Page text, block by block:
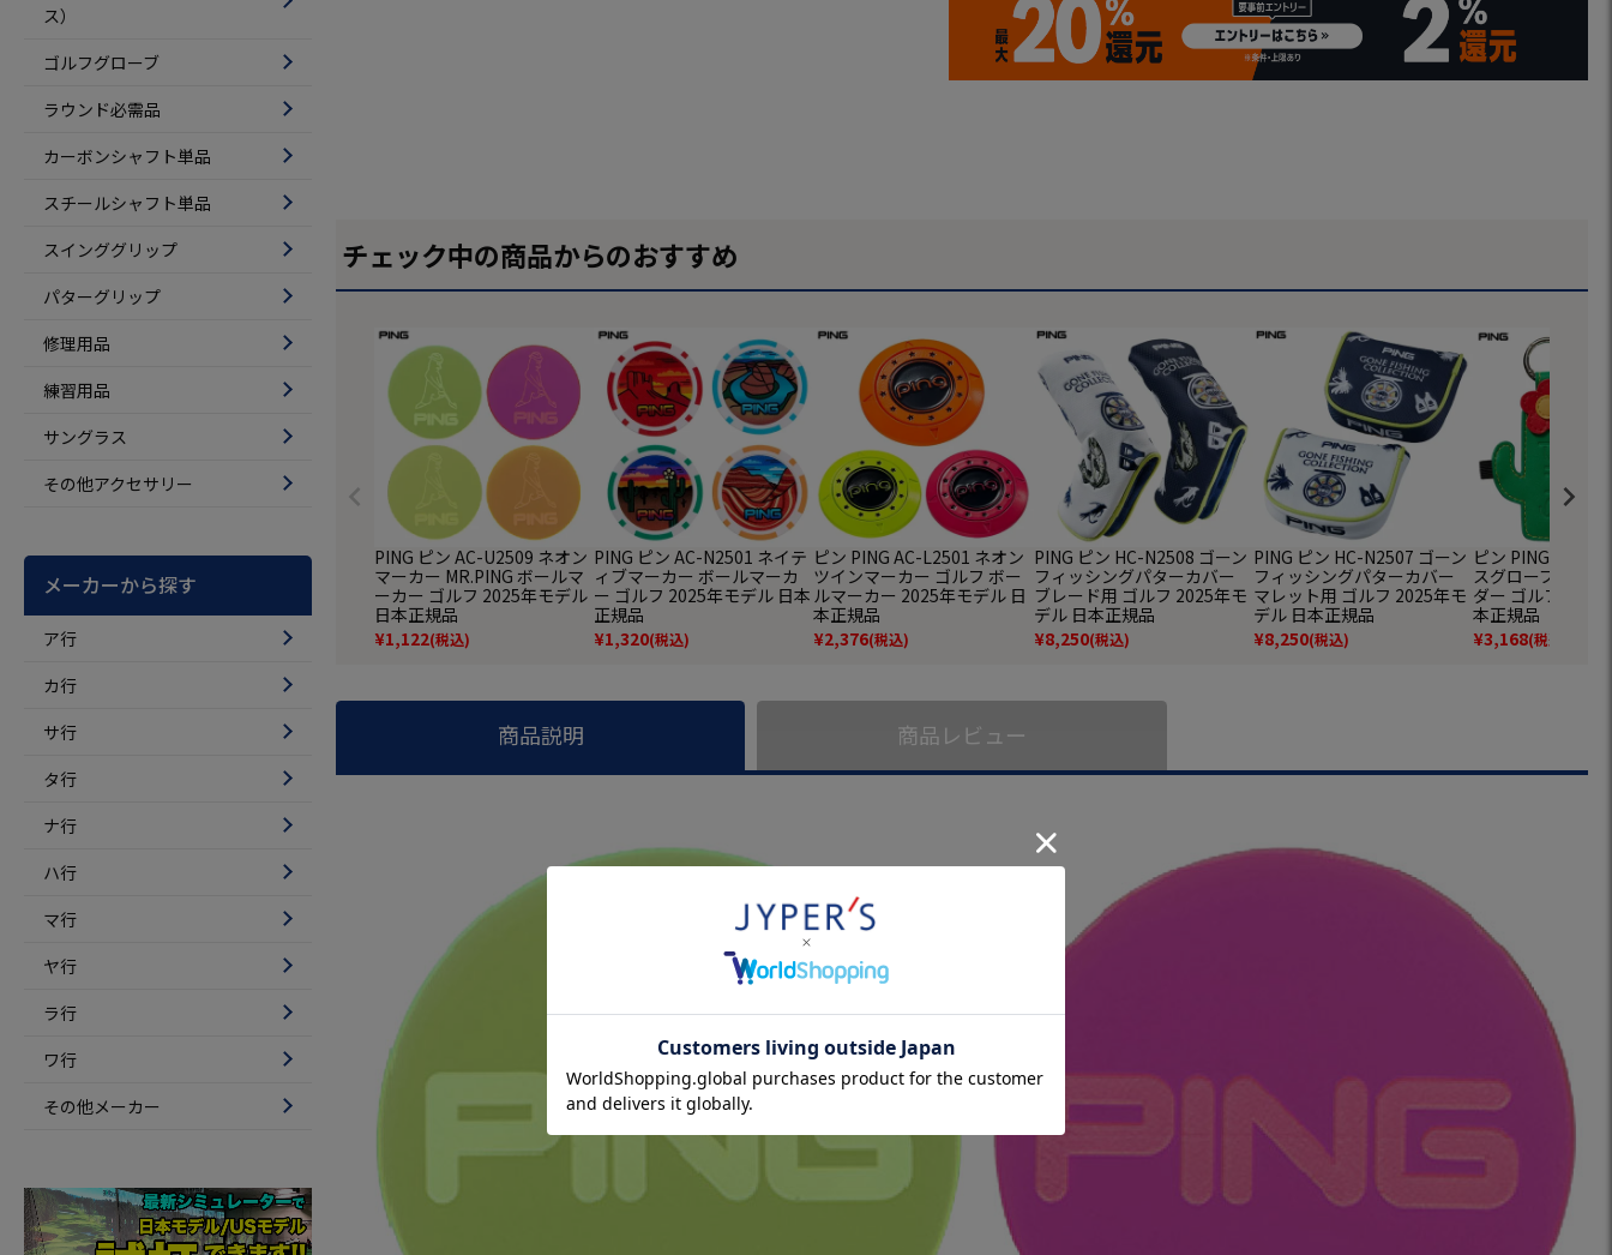
ス）
ゴルフグローブ
ラウンド必需品
カーボンシャフト単品
スチールシャフト単品
スインググリップ
パターグリップ
修理用品
練習用品
サングラス
その他アクセサリー
メーカーから探す
ア行
カ行
サ行
タ行
ナ行
ハ行
マ行
ヤ行
ラ行
ワ行
その他メーカー
チェック中の商品からのおすすめ
PING ピン AC-U2509 ネオン
マーカー MR.PING ボールマ
ーカー ゴルフ 2025年モデル
日本正規品
¥1,122(税込)
PING ピン AC-N2501 ネイテ
ィブマーカー ボールマーカ
ー ゴルフ 2025年モデル 日本
正規品
¥1,320(税込)
ピン PING AC-L2501 ネオン
ツインマーカー ゴルフ ボー
ルマーカー 2025年モデル 日
本正規品
¥2,376(税込)
PING ピン HC-N2508 ゴーン
フィッシングパターカバー
ブレード用 ゴルフ 2025年モ
デル 日本正規品
¥8,250(税込)
PING ピン HC-N2507 ゴーン
フィッシングパターカバー
マレット用 ゴルフ 2025年モ
デル 日本正規品
¥8,250(税込)
ピン PING AC-
スグローブアンド
ダー ゴルフ 2025
本正規品
¥3,168(税込)
商品説明 商品レビュー